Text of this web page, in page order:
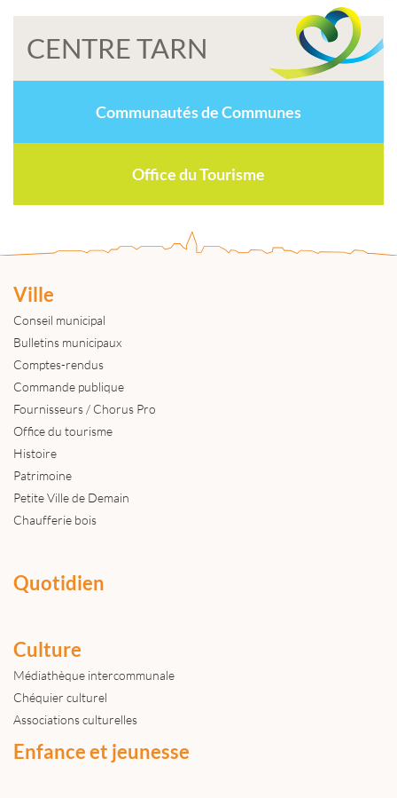
CENTRE TARN
Communautés de Communes
Office du Tourisme
Ville
Conseil municipal
Bulletins municipaux
Comptes-rendus
Commande publique
Fournisseurs / Chorus Pro
Office du tourisme
Histoire
Patrimoine
Petite Ville de Demain
Chaufferie bois
Quotidien
Culture
Médiathèque intercommunale
Chéquier culturel
Associations culturelles
Enfance et jeunesse